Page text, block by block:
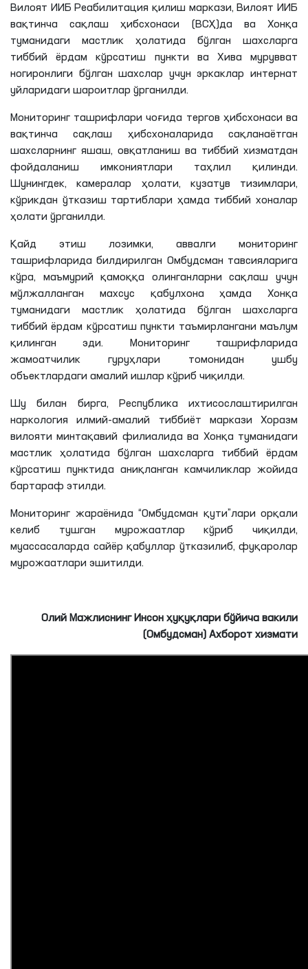
Вилоят ИИБ Реабилитация қилиш маркази, Вилоят ИИБ
вақтинча сақлаш ҳибсхонаси (ВСҲ)да ва Хонқа
туманидаги мастлик ҳолатида бўлган шахсларга
тиббий ёрдам кўрсатиш пункти ва Хива мурувват
ногиронлиги бўлган шахслар учун эркаклар интернат
уйларидаги шароитлар ўрганилди.
Мониторинг ташрифлари чоғида тергов ҳибсхонаси ва
вақтинча сақлаш ҳибсхоналарида сақланаётган
шахсларнинг яшаш, овқатланиш ва тиббий хизматдан
фойдаланиш имкониятлари таҳлил қилинди.
Шунингдек, камералар ҳолати, кузатув тизимлари,
кўрикдан ўтказиш тартиблари ҳамда тиббий хоналар
ҳолати ўрганилди.
Қайд этиш лозимки, аввалги мониторинг
ташрифларида билдирилган Омбудсман тавсияларига
кўра, маъмурий қамоққа олинганларни сақлаш учун
мўлжалланган махсус қабулхона ҳамда Хонқа
туманидаги мастлик ҳолатида бўлган шахсларга
тиббий ёрдам кўрсатиш пункти таъмирлангани маълум
қилинган эди. Мониторинг ташрифларида
жамоатчилик гуруҳлари томонидан ушбу
объектлардаги амалий ишлар кўриб чиқилди.
Шу билан бирга, Республика ихтисослаштирилган
наркология илмий-амалий тиббиёт маркази Хоразм
вилояти минтақавий филиалида ва Хонқа туманидаги
мастлик ҳолатида бўлган шахсларга тиббий ёрдам
кўрсатиш пунктида аниқланган камчиликлар жойида
бартараф этилди.
Мониторинг жараёнида “Омбудсман қути”лари орқали
келиб тушган мурожаатлар кўриб чиқилди,
муассасаларда сайёр қабуллар ўтказилиб, фуқаролар
мурожаатлари эшитилди.
Олий Мажлиснинг Инсон ҳуқуқлари бўйича вакили
(Омбудсман) Ахборот хизмати